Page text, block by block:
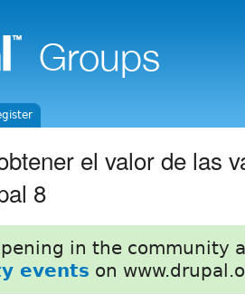
el valor de las
8
in the community
events on